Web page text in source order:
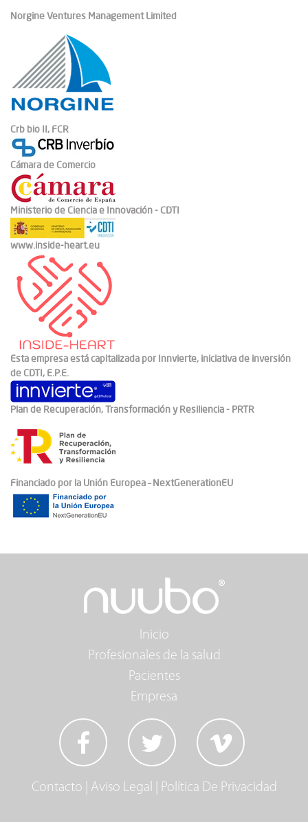
Norgine Ventures Management Limited
Crb bio II, FCR
Cámara de Comercio
Ministerio de Ciencia e Innovación - CDTI
www.inside-heart.eu
Esta empresa está capitalizada por Innvierte, iniciativa de inversión
de CDTI, E.P.E.
Plan de Recuperación, Transformación y Resiliencia - PRTR
Financiado por la Unión Europea – NextGenerationEU
Inicio
Profesionales de la salud
Pacientes
Empresa
Contacto Aviso Legal Política De Privacidad